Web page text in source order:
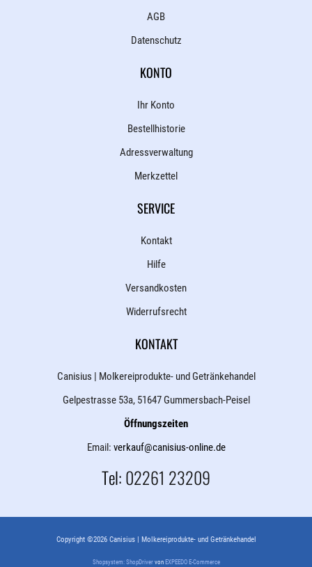
AGB
Datenschutz
KONTO
Ihr Konto
Bestellhistorie
Adressverwaltung
Merkzettel
SERVICE
Kontakt
Hilfe
Versandkosten
Widerrufsrecht
KONTAKT
Canisius | Molkereiprodukte- und Getränkehandel
Gelpestrasse 53a, 51647 Gummersbach-Peisel
Öffnungszeiten
Email: verkauf@canisius-online.de
Tel:02261 23209
Copyright ©2026 Canisius | Molkereiprodukte- und Getränkehandel
Shopsystem: ShopDrivervon EXPEEDO E-Commerce